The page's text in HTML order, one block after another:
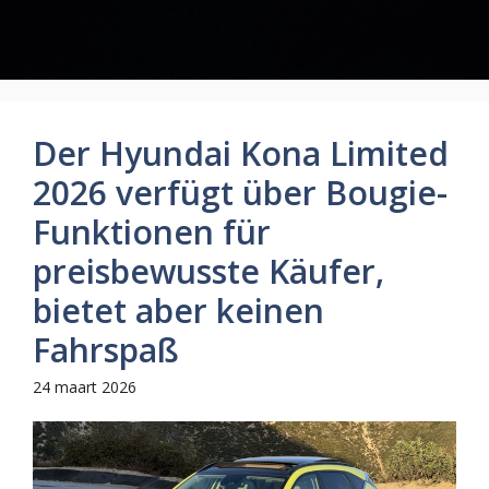
Der Hyundai Kona Limited
2026 verfügt über Bougie-
Funktionen für
preisbewusste Käufer,
bietet aber keinen
Fahrspaß
24 maart 2026